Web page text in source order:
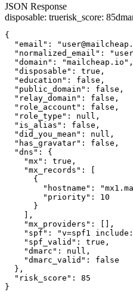
JSON Response
disposable: truerisk_score: 85
{
"email":
"normalized_email":
  "domain": "mailcheap.io",
  "disposable": true,
  "education": false,
  "public_domain": false,
  "relay_domain": false,
  "role_account": false,
  "role_type": null,
  "is_alias": false,
  "did_you_mean": null,
  "has_gravatar": false,
  "dns": {
    "mx": true,
    "mx_records": [
      {
"hostname":
        "priority": 10
      }
    ],
    "mx_providers": [],
"spf": "v=spf1
    "spf_valid": true,
    "dmarc": null,
    "dmarc_valid": false
  },
  "risk_score": 85
}